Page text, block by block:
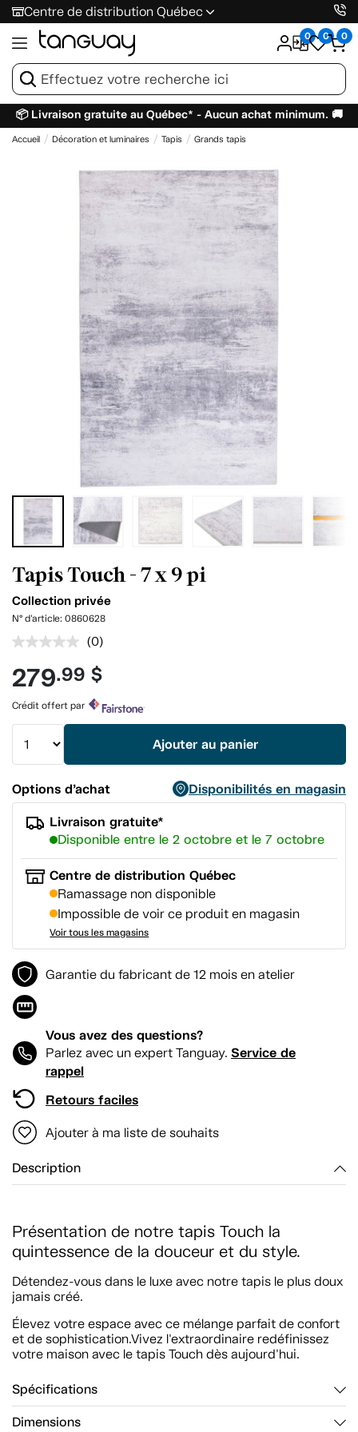
Centre de distribution Québec
0 0 0
📦 Livraison gratuite au Québec* - Aucun achat minimum. 🚚
Accueil Décoration et luminaires Tapis Grands tapis
Tapis Touch - 7 x 9 pi
Collection privée
N° d'article: 0860628
Aucune
pour
ce
produit.
Lien
vers
page.
(0)
279.99 $
Crédit offert par
Ajouter au panier
Options d’achat
Disponibilités en magasin
Livraison gratuite*
Disponible entre le 2 octobre et le 7 octobre
Centre de distribution Québec
Ramassage non disponible
Impossible de voir ce produit en magasin
Voir tous les magasins
Garantie du fabricant de 12 mois en atelier
Vous avez des questions?
Parlez avec un expert Tanguay. Service de
rappel
Retours faciles
Ajouter à ma liste de souhaits
Description
Présentation de notre tapis Touch la
quintessence de la douceur et du style.
Détendez-vous dans le luxe avec notre tapis le plus doux
jamais créé.
Élevez votre espace avec ce mélange parfait de confort
et de sophistication.Vivez l'extraordinaire redéfinissez
votre maison avec le tapis Touch dès aujourd'hui.
Spécifications
Dimensions